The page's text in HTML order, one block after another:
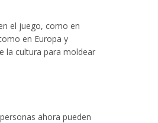
el juego, como en
en Europa y
la cultura para moldear
ahora pueden